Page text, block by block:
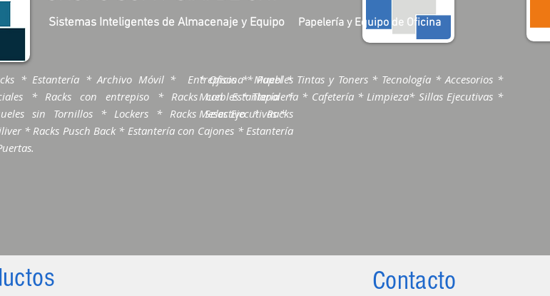
Sistemas Inteligentes de Almacenaje y Equipo
* Estantería * Archivo Móvil * Entrepisos * Muebles
* Racks con entrepiso * Racks con Estantería *
sin Tornillos * Lockers * Racks Selectivo * Racks
* Racks Pusch Back * Estantería con Cajones * Estantería
Papelería y Equipo de Oficina
* Oficina * Papel * Tintas y Toners * Tecnología * Accesorios *
Muebles * Tlapalería * Cafetería * Limpieza* Sillas Ejecutivas *
Mesas Ejecutivas *
Contacto